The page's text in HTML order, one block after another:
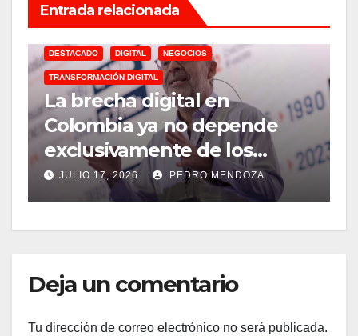
Entrada relacionada
DESTACADO DIGITAL NEGOCIOS
TRANSFORMACIÓN DIGITAL
La brecha digital en
Colombia ya no depende
exclusivamente de los
cables de fibra óptica
JULIO 17, 2026 PEDRO MENDOZA
Deja un comentario
Tu dirección de correo electrónico no será publicada.